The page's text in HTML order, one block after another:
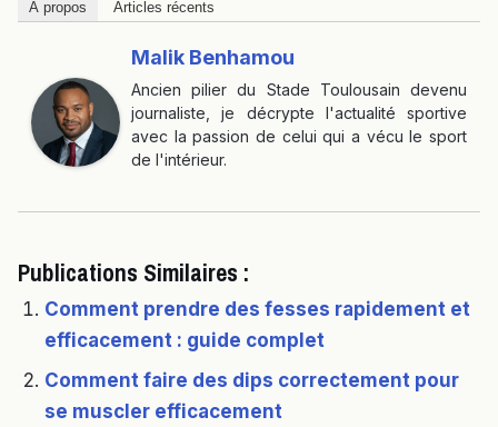
À propos Articles récents
Malik Benhamou
Ancien pilier du Stade Toulousain devenu
journaliste, je décrypte l'actualité sportive
avec la passion de celui qui a vécu le sport
de l'intérieur.
Publications Similaires :
Comment prendre des fesses rapidement et
efficacement : guide complet
Comment faire des dips correctement pour
se muscler efficacement